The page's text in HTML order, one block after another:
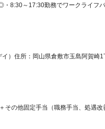
8:30～17:30勤務でワークライフ
）住所：岡山県倉敷市玉島阿賀崎
その他固定手当（職務手当、処遇